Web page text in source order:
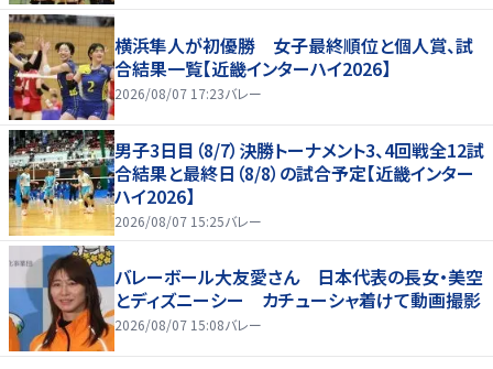
横浜隼人が初優勝 女子最終順位と個人賞、試
合結果一覧【近畿インターハイ2026】
2026/08/07 17:23バレー
男子3日目（8/7）決勝トーナメント3、4回戦全12試
合結果と最終日（8/8）の試合予定【近畿インター
ハイ2026】
2026/08/07 15:25バレー
バレーボール大友愛さん 日本代表の長女・美空
とディズニーシー カチューシャ着けて動画撮影
2026/08/07 15:08バレー